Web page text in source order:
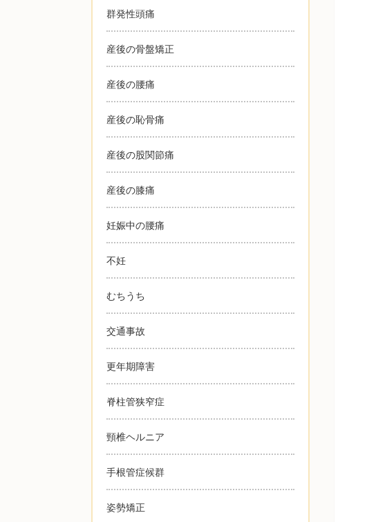
群発性頭痛
産後の骨盤矯正
産後の腰痛
産後の恥骨痛
産後の股関節痛
産後の膝痛
妊娠中の腰痛
不妊
むちうち
交通事故
更年期障害
脊柱管狭窄症
頸椎ヘルニア
手根管症候群
姿勢矯正